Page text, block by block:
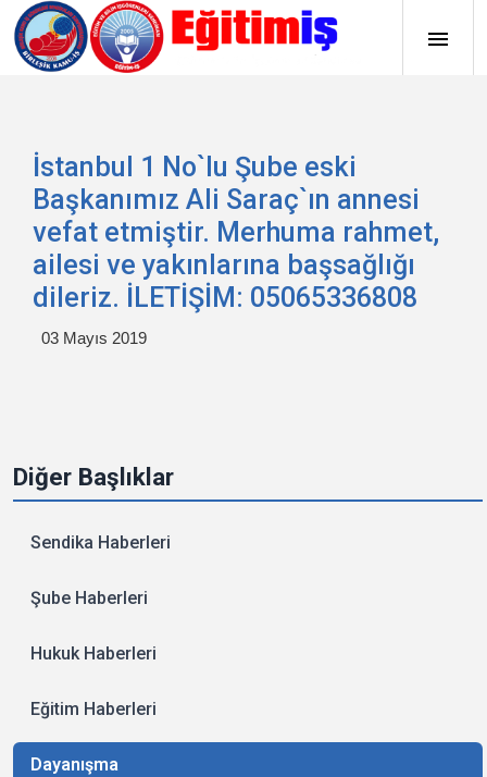
Diğer Başlıklar
Sendika Haberleri
Şube Haberleri
Hukuk Haberleri
Eğitim Haberleri
Dayanışma
İstanbul 1 No`lu Şube eski
Başkanımız Ali Saraç`ın annesi
vefat etmiştir. Merhuma rahmet,
ailesi ve yakınlarına başsağlığı
dileriz. İLETİŞİM: 05065336808
03 Mayıs 2019